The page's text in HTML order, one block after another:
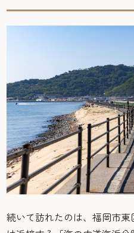
続いて訪れたのは、福岡市